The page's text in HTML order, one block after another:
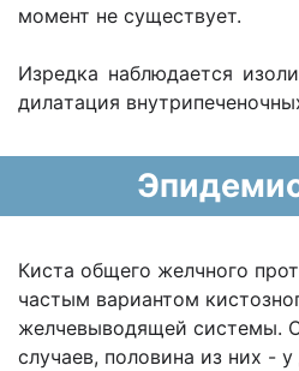
момент не существует.
Изредка наблюдается
дилaтация
Киста общего желчного
частым вариантом
желчевыводящей системы.
случаев, половина из них -